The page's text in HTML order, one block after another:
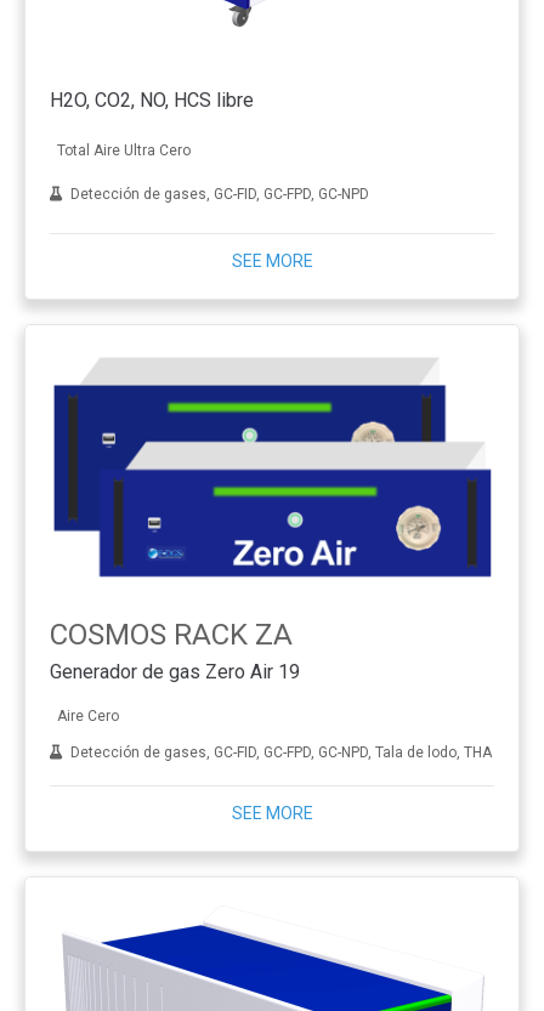
H2O, CO2, NO, HCS libre
Total Aire Ultra Cero
Detección de gases, GC-FID, GC-FPD, GC-NPD
SEE MORE
COSMOS RACK ZA
Generador de gas Zero Air 19
Aire Cero
Detección de gases, GC-FID, GC-FPD, GC-NPD, Tala de lodo, THA
SEE MORE